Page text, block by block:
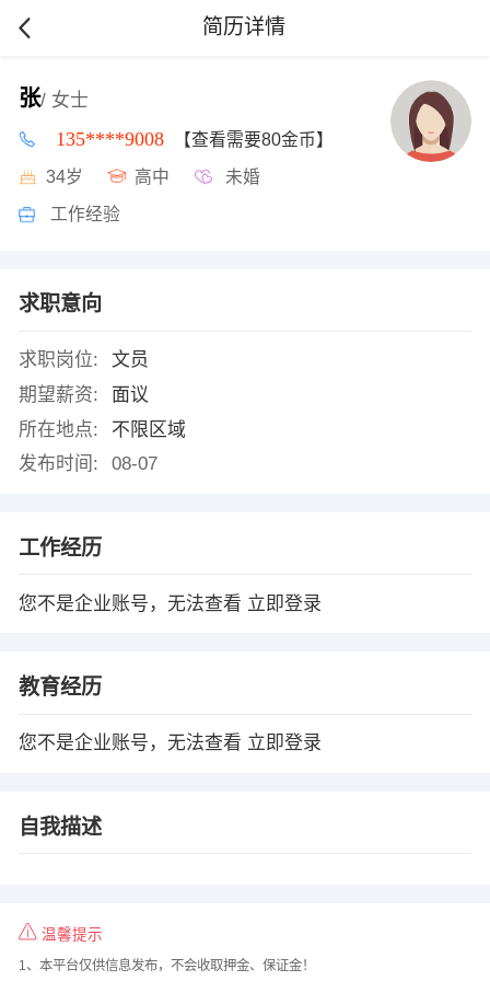
简历详情
张/ 女士
135****9008 【查看需要80金币】
34岁 高中 未婚
工作经验
求职意向
求职岗位:
文员
期望薪资:
面议
所在地点:
不限区域
发布时间:
08-07
工作经历
您不是企业账号，无法查看 立即登录
教育经历
您不是企业账号，无法查看 立即登录
自我描述
温馨提示
1、本平台仅供信息发布，不会收取押金、保证金！